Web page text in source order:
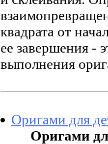
квадра­та от
ее завершения -
выполнения
Оригами для
Оригами